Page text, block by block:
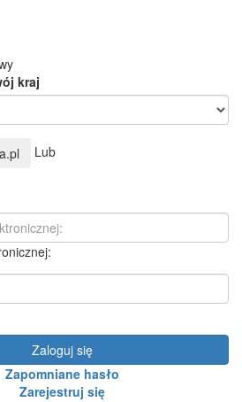
kraj
Lub
Zaloguj się
Zapomniane hasło
Zarejestruj się